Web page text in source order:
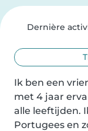
Dernière
Ik ben een
met 4 jaar
alle leeftijden.
Portugees en